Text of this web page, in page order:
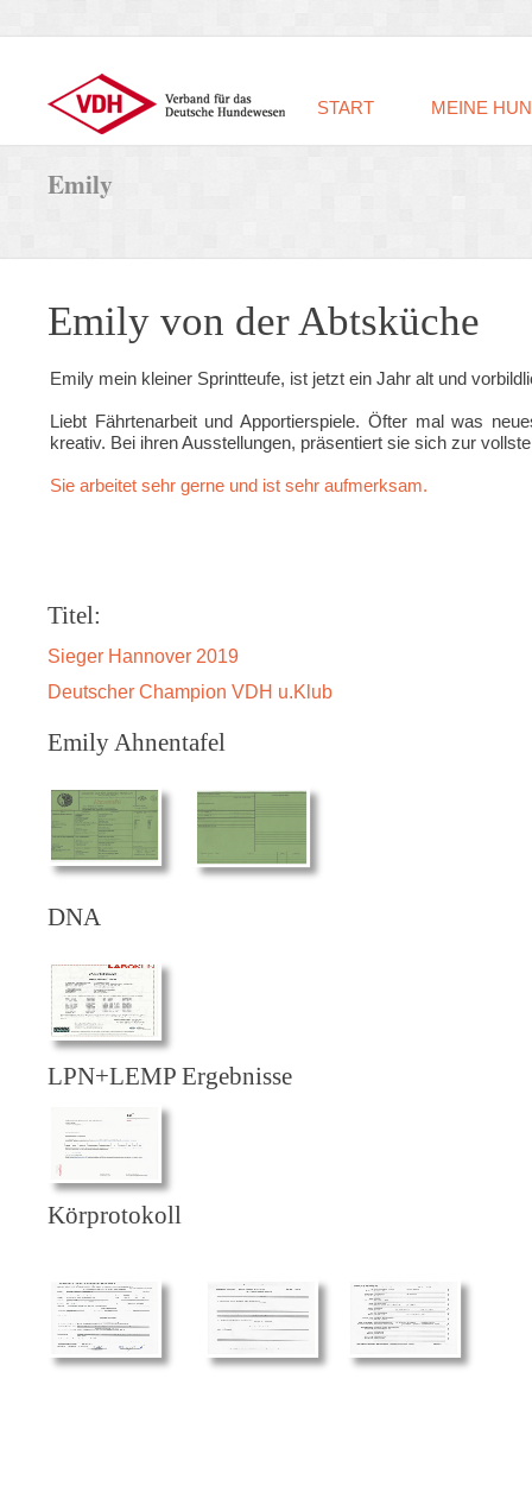
START MEINE
Emily
Emily mein kleiner Sprintteufe, ist jetzt ein Jahr alt und
Liebt Fährtenarbeit und Apportierspiele. Öfter mal was
kreativ. Bei ihren Ausstellungen, präsentiert sie sich zur
Sie arbeitet sehr gerne und ist sehr aufmerksam.
Emily Ahnentafel
Emily von der Abtsküche
DNA
LPN+LEMP Ergebnisse
Körprotokoll
Titel:
Sieger Hannover 2019
Deutscher Champion VDH u.Klub